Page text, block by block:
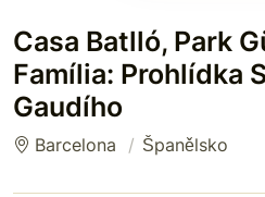
Casa Batlló, Park
Família: Prohlídka
Gaudího
Barcelona Španělsko